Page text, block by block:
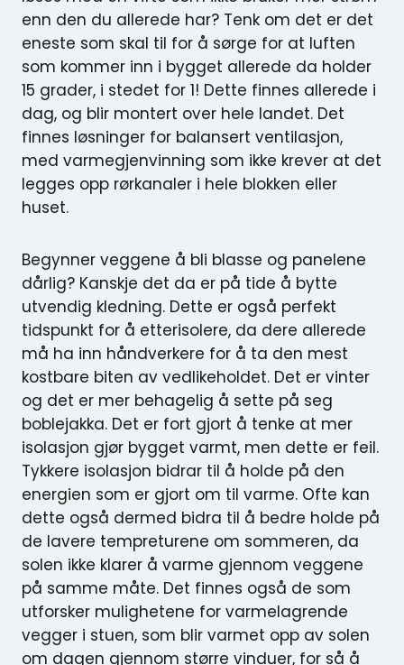
enn den du allerede har? Tenk om det er det
eneste som skal til for å sørge for at luften
som kommer inn i bygget allerede da holder
15 grader, i stedet for 1! Dette finnes allerede i
dag, og blir montert over hele landet. Det
finnes løsninger for balansert ventilasjon,
med varmegjenvinning som ikke krever at det
legges opp rørkanaler i hele blokken eller
huset.
Begynner veggene å bli blasse og panelene
dårlig? Kanskje det da er på tide å bytte
utvendig kledning. Dette er også perfekt
tidspunkt for å etterisolere, da dere allerede
må ha inn håndverkere for å ta den mest
kostbare biten av vedlikeholdet. Det er vinter
og det er mer behagelig å sette på seg
boblejakka. Det er fort gjort å tenke at mer
isolasjon gjør bygget varmt, men dette er feil.
Tykkere isolasjon bidrar til å holde på den
energien som er gjort om til varme. Ofte kan
dette også dermed bidra til å bedre holde på
de lavere tempreturene om sommeren, da
solen ikke klarer å varme gjennom veggene
på samme måte. Det finnes også de som
utforsker mulighetene for varmelagrende
vegger i stuen, som blir varmet opp av solen
om dagen gjennom større vinduer, for så å